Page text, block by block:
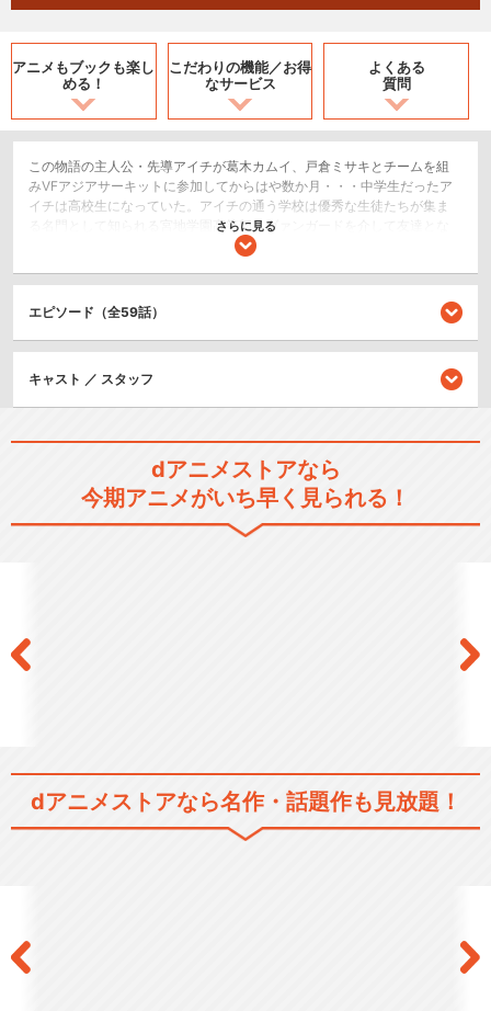
アニメもブックも楽し
める！
こだわりの機能／お得
なサービス
よくある
質問
この物語の主人公・先導アイチが葛木カムイ、戸倉ミサキとチームを組
みVFアジアサーキットに参加してからはや数か月・・・中学生だったア
イチは高校生になっていた。アイチの通う学校は優秀な生徒たちが集ま
る名門として知られる宮地学園高等部。ヴァンガードを介して友達とな
った森川カツミや井崎ユウタといった同級生たちは別の高校に進学し、
い環境に戸惑ってばかりのアイチだったが、馴染みのカードショップ
「カードキャピタル」の仲間である櫂トシキや三和タイシたちのアドバ
イスをヒントに、学校生活を充実させるため、アイチは学校にヴァンガ
ードをする部活「カードファイト部」を作ろうとする。部活動を通して
高校という新しい舞台でアイチは歩き始める！
SF/ファンタジー
シリーズ／関連のアニメ作品
さらに見る
エピソード（全59話）
キャスト ／ スタッフ
dアニメストアなら
今期アニメがいち早く見られる！
dアニメストアなら名作・話題作も見放題！